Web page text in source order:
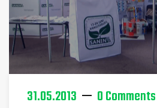
31.05.2013 0 Comments